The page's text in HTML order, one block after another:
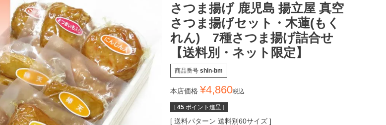
さつま揚げ 鹿児島 揚立屋 真空
さつま揚げセット・木蓮(もく
れん) 7種さつま揚げ詰合せ
【送料別・ネット限定】
商品番号 shin-bm
本店価格 ¥4,860税込
[ 45 ポイント進呈 ]
送料パターン 送料別60サイズ